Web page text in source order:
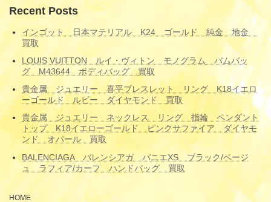
Recent Posts
インゴット 日本マテリアル K24 ゴールド 純金 地金
買取
LOUIS VUITTON ルイ・ヴィトン モノグラム バムバッ
グ M43644 ボディバッグ 買取
貴金属 ジュエリー 喜平ブレスレット リング K18イエロ
ーゴールド ルビー ダイヤモンド 買取
貴金属 ジュエリー ネックレス リング 指輪 ペンダント
トップ K18イエローゴールド ピンクサファイア ダイヤモ
ンド オパール 買取
BALENCIAGA バレンシアガ パニエXS ブラック/ベージ
ュ ラフィア/カーフ ハンドバッグ 買取
HOME